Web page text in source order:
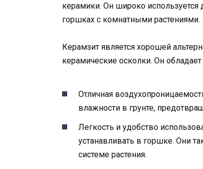
керамики. Он широко
горшках с комнатными растениями.
Керамзит является хорошей
керамические осколки. Он
Отличная
влажности в грунте,
Легкость и удобство
устанавливать в горшке. Они
системе растения.